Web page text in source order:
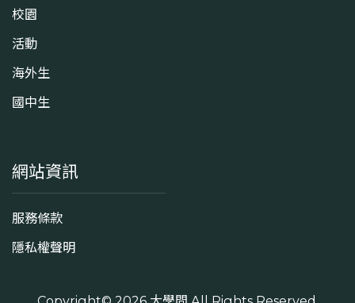
校園
活動
海外生
國中生
網站資訊
服務條款
隱私權聲明